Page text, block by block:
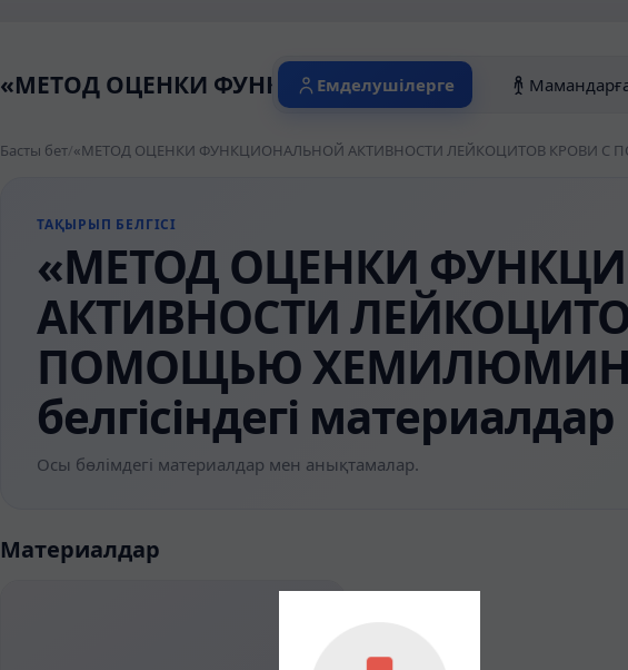
«МЕТОД ОЦЕНКИ ФУНКЦИОНАЛЬНОЙ
Емделушілерге
Басты бет/
ТАҚЫРЫП БЕЛГІСІ
«МЕТОД ОЦЕНКИ
АКТИВНОСТИ
ПОМОЩЬЮ
белгісіндегі материалдар
Осы бөлімдегі материалдар мен анықтамалар.
Материалдар